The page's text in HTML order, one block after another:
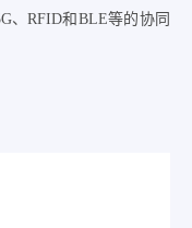
、RFID和BLE等的协同